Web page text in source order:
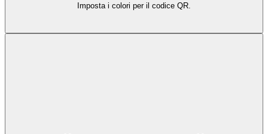
Imposta i colori per il codice QR.